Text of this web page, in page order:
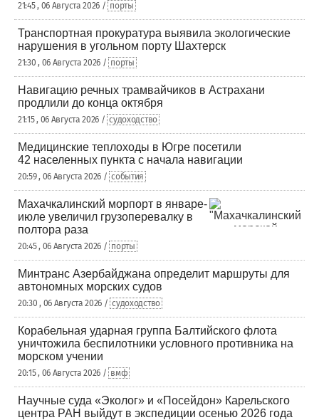
21:45 , 06 Августа 2026 / порты
Транспортная прокуратура выявила экологические
нарушения в угольном порту Шахтерск
21:30 , 06 Августа 2026 / порты
Навигацию речных трамвайчиков в Астрахани
продлили до конца октября
21:15 , 06 Августа 2026 / судоходство
Медицинские теплоходы в Югре посетили
42 населенных пункта с начала навигации
20:59 , 06 Августа 2026 / события
Махачкалинский морпорт в январе-
июле увеличил грузоперевалку в
полтора раза
20:45 , 06 Августа 2026 / порты
Минтранс Азербайджана определит маршруты для
автономных морских судов
20:30 , 06 Августа 2026 / судоходство
Корабельная ударная группа Балтийского флота
уничтожила беспилотники условного противника на
морском учении
20:15 , 06 Августа 2026 / вмф
Научные суда «Эколог» и «Посейдон» Карельского
центра РАН выйдут в экспедиции осенью 2026 года